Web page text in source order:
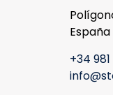
España
+34